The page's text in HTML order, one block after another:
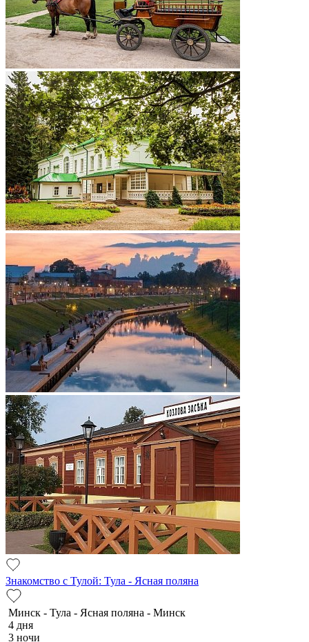
Знакомство с Тулой: Тула - Ясная поляна
Минск - Тула - Ясная поляна - Минск
4 дня
3 ночи